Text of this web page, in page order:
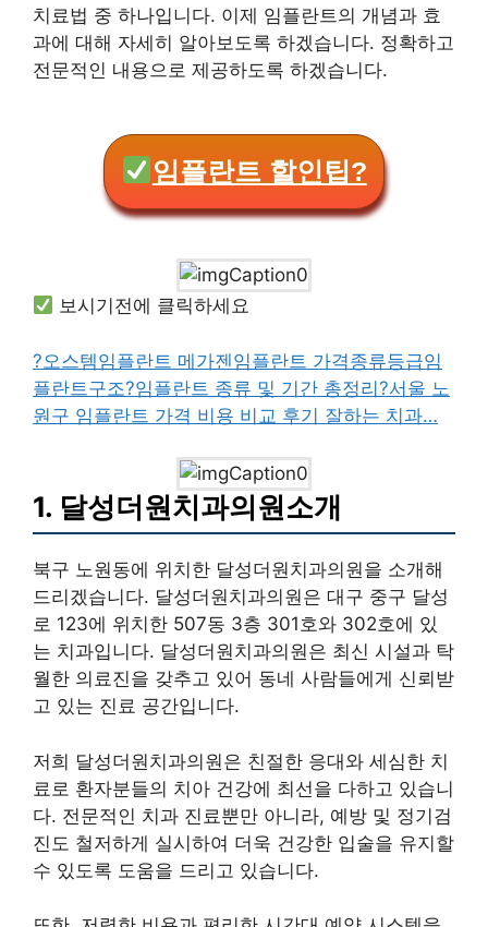
치료법 중 하나입니다. 이제 임플란트의 개념과 효
과에 대해 자세히 알아보도록 하겠습니다. 정확하고
전문적인 내용으로 제공하도록 하겠습니다.
임플란트 할인팁?
보시기전에 클릭하세요
?오스템임플란트 메가젠임플란트 가격종류등급임
플란트구조?임플란트 종류 및 기간 총정리?서울 노
원구 임플란트 가격 비용 비교 후기 잘하는 치과…
1. 달성더원치과의원소개
북구 노원동에 위치한 달성더원치과의원을 소개해
드리겠습니다. 달성더원치과의원은 대구 중구 달성
로 123에 위치한 507동 3층 301호와 302호에 있
는 치과입니다. 달성더원치과의원은 최신 시설과 탁
월한 의료진을 갖추고 있어 동네 사람들에게 신뢰받
고 있는 진료 공간입니다.
저희 달성더원치과의원은 친절한 응대와 세심한 치
료로 환자분들의 치아 건강에 최선을 다하고 있습니
다. 전문적인 치과 진료뿐만 아니라, 예방 및 정기검
진도 철저하게 실시하여 더욱 건강한 입술을 유지할
수 있도록 도움을 드리고 있습니다.